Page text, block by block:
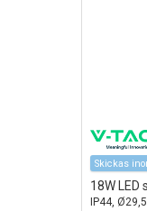
Skickas
18W LED
IP44,